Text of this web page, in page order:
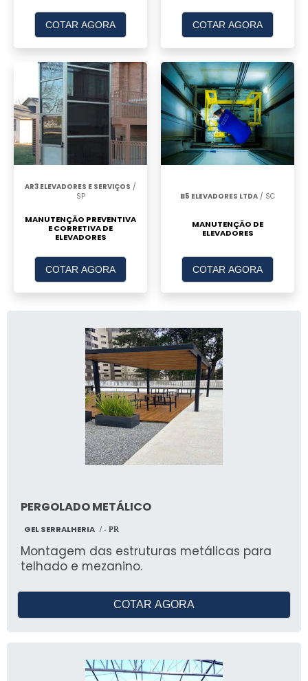
COTAR AGORA COTAR AGORA
AR3 ELEVADORES E SERVIÇOS /
SP
MANUTENÇÃO PREVENTIVA
E CORRETIVA DE
ELEVADORES
COTAR AGORA
B5 ELEVADORES LTDA / SC
MANUTENÇÃO DE
ELEVADORES
COTAR AGORA
PERGOLADO METÁLICO
GEL SERRALHERIA / - PR
Montagem das estruturas metálicas para
telhado e mezanino.
COTAR AGORA